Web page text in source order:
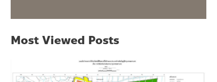
Most Viewed Posts